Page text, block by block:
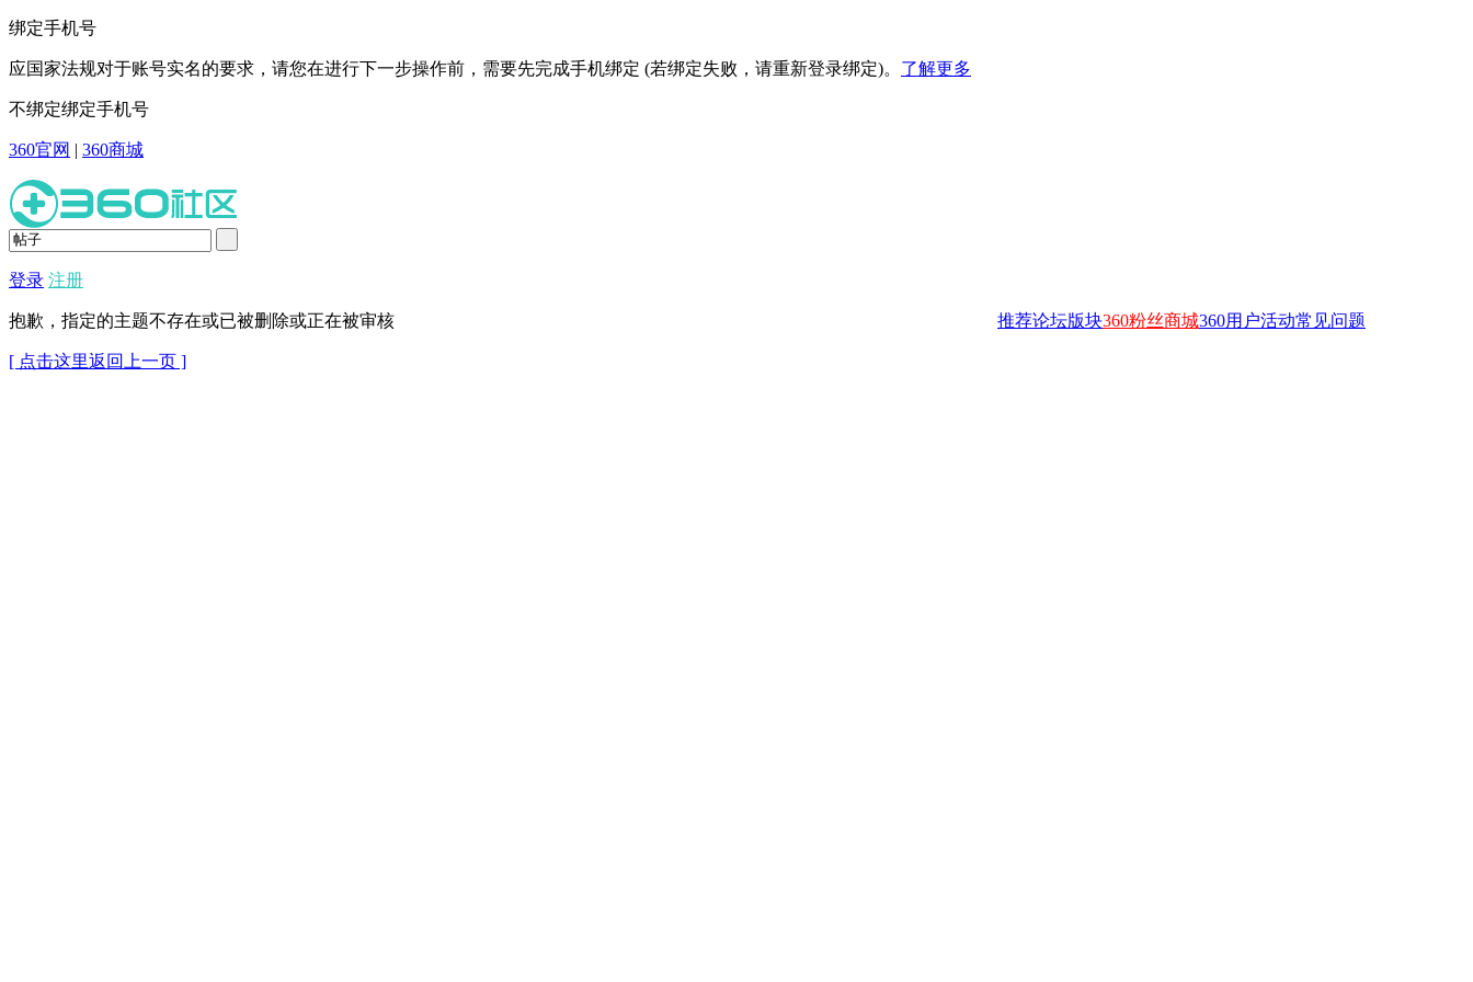
绑定手机号
应国家法规对于账号实名的要求，请您在进行下一步操作前，需要先完成手机绑定 (若绑定失败，请重新登录绑定)。 了解更多
不绑定绑定手机号
360官网 | 360商城
登录 注册
推荐论坛版块360粉丝商城360用户活动常见问题
抱歉，指定的主题不存在或已被删除或正在被审核
[ 点击这里返回上一页 ]